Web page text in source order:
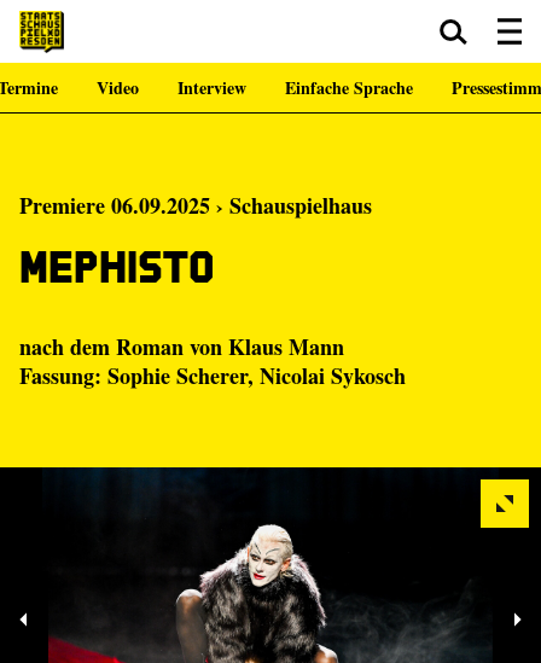
Zum Hauptinhalt springen Zum Footer springen
Video Interview Einfache Sprache
Premiere 06.09.2025 › Schauspielhaus
Mephisto
nach dem Roman von Klaus Mann
Fassung: Sophie Scherer, Nicolai Sykosch